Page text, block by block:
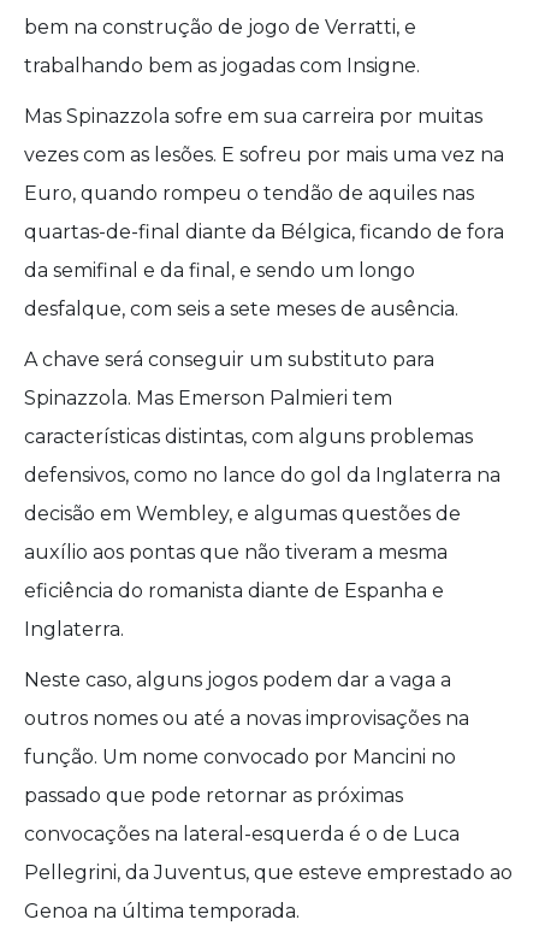
bem na construção de jogo de Verratti, e
trabalhando bem as jogadas com Insigne.
Mas Spinazzola sofre em sua carreira por muitas
vezes com as lesões. E sofreu por mais uma vez na
Euro, quando rompeu o tendão de aquiles nas
quartas-de-final diante da Bélgica, ficando de fora
da semifinal e da final, e sendo um longo
desfalque, com seis a sete meses de ausência.
A chave será conseguir um substituto para
Spinazzola. Mas Emerson Palmieri tem
características distintas, com alguns problemas
defensivos, como no lance do gol da Inglaterra na
decisão em Wembley, e algumas questões de
auxílio aos pontas que não tiveram a mesma
eficiência do romanista diante de Espanha e
Inglaterra.
Neste caso, alguns jogos podem dar a vaga a
outros nomes ou até a novas improvisações na
função. Um nome convocado por Mancini no
passado que pode retornar as próximas
convocações na lateral-esquerda é o de Luca
Pellegrini, da Juventus, que esteve emprestado ao
Genoa na última temporada.